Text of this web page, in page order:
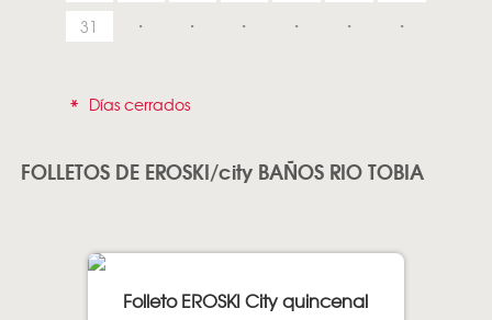
31
* Días cerrados
FOLLETOS DE EROSKI/city BAÑOS RIO TOBIA
Folleto EROSKI City quincenal